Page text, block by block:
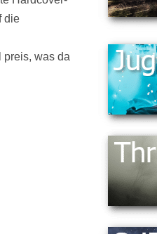
die
preis, was da